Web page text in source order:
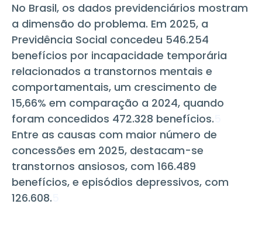
No Brasil, os dados previdenciários mostram
a dimensão do problema. Em 2025, a
Previdência Social concedeu 546.254
benefícios por incapacidade temporária
relacionados a transtornos mentais e
comportamentais, um crescimento de
15,66% em comparação a 2024, quando
foram concedidos 472.328 benefícios.
Entre as causas com maior número de
concessões em 2025, destacam-se
transtornos ansiosos, com 166.489
benefícios, e episódios depressivos, com
126.608.